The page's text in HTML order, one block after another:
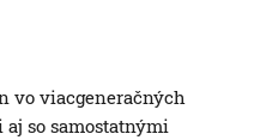
vo viacgeneračných
so samostatnými